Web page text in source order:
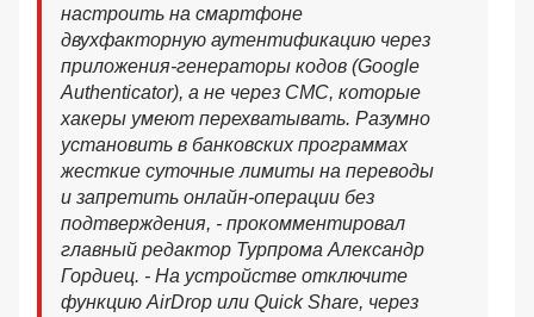
настроить на смартфоне
двухфакторную аутентификацию через
приложения-генераторы кодов (Google
Authenticator), а не через СМС, которые
хакеры умеют перехватывать. Разумно
установить в банковских программах
жесткие суточные лимиты на переводы
и запретить онлайн-операции без
подтверждения, - прокомментировал
главный редактор Турпрома Александр
Гордиец. - На устройстве отключите
функцию AirDrop или Quick Share, через